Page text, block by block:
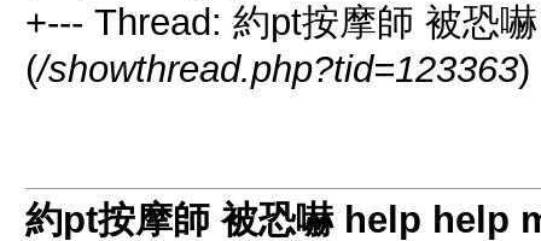
+--- Thread: 約pt按摩師 被恐
(/showthread.php?tid=123363)
約pt按摩師 被恐嚇 help help